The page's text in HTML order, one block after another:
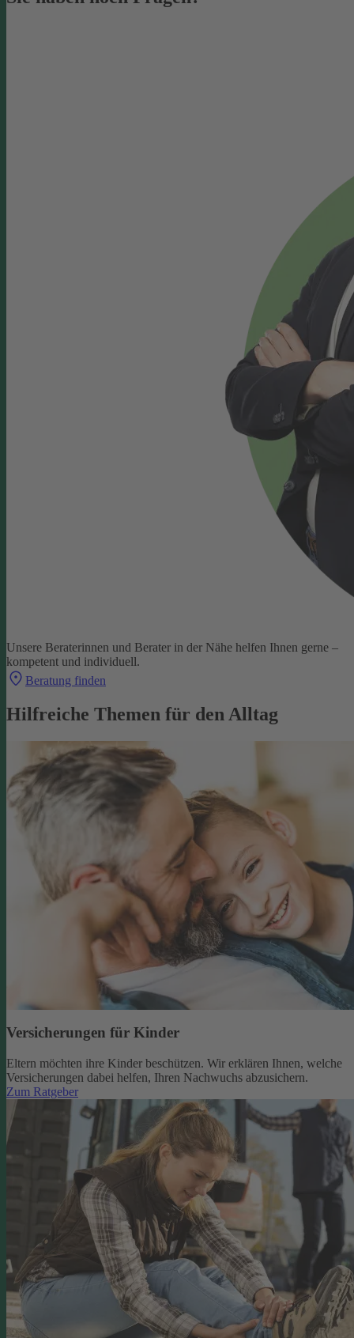
Unsere Beraterinnen und Berater in der Nähe helfen Ihnen gerne –
kompetent und individuell.
Beratung finden
Hilfreiche Themen für den Alltag
Versicherungen für Kinder
Eltern möchten ihre Kinder beschützen. Wir erklären Ihnen, welche
Versicherungen dabei helfen, Ihren Nachwuchs abzusichern.
Zum Ratgeber